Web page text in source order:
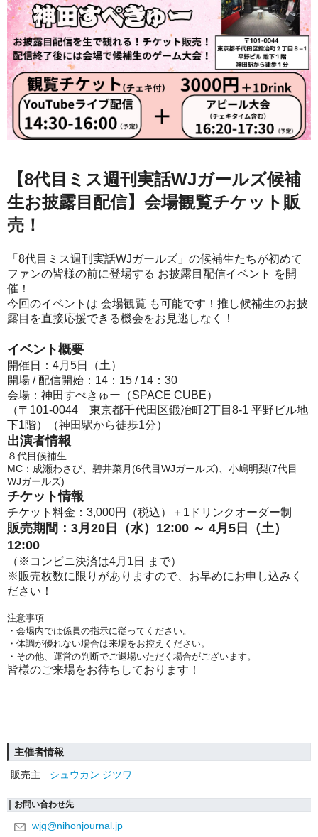
【8代目ミス週刊実話WJガールズ候補
生お披露目配信】会場観覧チケット販
売！
「8代目ミス週刊実話WJガールズ」の候補生たちが初めて
ファンの皆様の前に登場する お披露目配信イベント を開
催！
今回のイベントは 会場観覧 も可能です！推し候補生のお披
露目を直接応援できる機会をお見逃しなく！
イベント概要
開催日：4月5日（土）
開場 / 配信開始：14：15 / 14：30
会場：神田すぺきゅー（SPACE CUBE）
（〒101-0044 東京都千代田区鍛冶町2丁目8-1 平野ビル地
下1階）（神田駅から徒歩1分）
出演者情報
８代目候補生
MC：成瀬わさび、碧井菜月(6代目WJガールズ)、小嶋明梨(7代目
WJガールズ)
チケット情報
チケット料金：3,000円（税込）＋1ドリンクオーダー制
販売期間：3月20日（水）12:00 ～ 4月5日（土）
12:00
（※ コンビニ決済は4月1日 まで）
※販売枚数に限りがありますので、お早めにお申し込みく
ださい！
注意事項
・会場内では係員の指示に従ってください。
・体調が優れない場合は来場をお控えください。
・その他、運営の判断でご退場いただく場合がございます。
皆様のご来場をお待ちしております！
主催者情報
販売主
シュウカン ジツワ
お問い合わせ先
wjg@nihonjournal.jp